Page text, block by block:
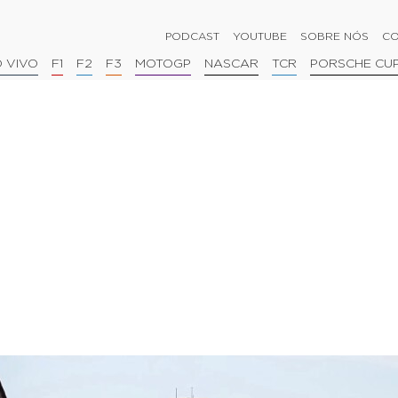
PODCAST YOUTUBE SOBRE NÓS
VIVO F1 F2 F3 MOTOGP NASCAR TCR PORSCHE